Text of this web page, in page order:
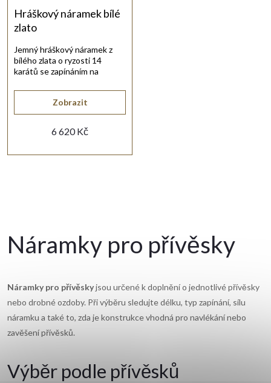
p
r
o
t
ů
r
o
d
u
Hráškový náramek bílé
zlato
6 620 Kč
Zobrazit
Jemný hráškový náramek z
bílého zlata o ryzosti 14
karátů se zapínáním na
l
d
a
c
í
Náramky pro přívěsky
Náramky pro přívěskyjsou určené k doplnění o jednotlivé přívěsky
nebo drobné ozdoby. Při výběru sledujte délku, typ zapínání, sílu
náramku a také to, zda je konstrukce vhodná pro navlékání nebo
zavěšení přívěsků.
Výběr podle přívěsků